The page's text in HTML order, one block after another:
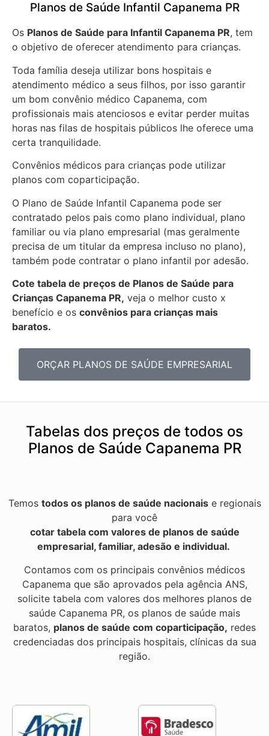
Planos de Saúde Infantil Capanema PR
Os Planos de Saúde para Infantil Capanema PR, tem
o objetivo de oferecer atendimento para crianças.
Toda família deseja utilizar bons hospitais e
atendimento médico a seus filhos, por isso garantir
um bom convênio médico Capanema, com
profissionais mais atenciosos e evitar perder muitas
horas nas filas de hospitais públicos lhe oferece uma
certa tranquilidade.
Convênios médicos para crianças pode utilizar
planos com coparticipação.
O Plano de Saúde Infantil Capanema pode ser
contratado pelos pais como plano individual, plano
familiar ou via plano empresarial (mas geralmente
precisa de um titular da empresa incluso no plano),
também pode contratar o plano infantil por adesão.
Cote tabela de preços de Planos de Saúde para
Crianças Capanema PR, veja o melhor custo x
benefício e os convênios para crianças mais
baratos.
ORÇAR PLANOS DE SAÚDE EMPRESARIAL
Tabelas dos preços de todos os
Planos de Saúde Capanema PR
Temos todos os planos de saúde nacionaise regionais
para você
cotar tabela com valores de planos de saúde
empresarial, familiar, adesão e individual.
Contamos com os principais convênios médicos
Capanema que são aprovados pela agência ANS,
solicite tabela com valores dos melhores planos de
saúde Capanema PR, os planos de saúde mais
baratos, planos de saúde com coparticipação, redes
credenciadas dos principais hospitais, clínicas da sua
região.